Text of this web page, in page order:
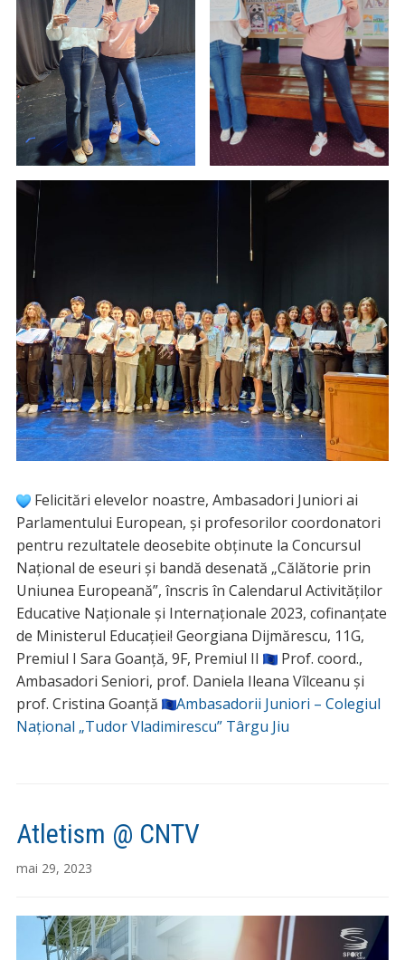
Felicitări elevelor noastre, Ambasadori Juniori ai
Parlamentului European, și profesorilor coordonatori
pentru rezultatele deosebite obținute la Concursul
Național de eseuri și bandă desenată „Călătorie prin
Uniunea Europeană”, înscris în Calendarul Activităților
Educative Naționale și Internaționale 2023, cofinanțate
de Ministerul Educației! Georgiana Dijmărescu, 11G,
Premiul I Sara Goanță, 9F, Premiul II
Prof. coord.,
Ambasadori Seniori, prof. Daniela Ileana Vîlceanu și
prof. Cristina Goanță
Ambasadorii Juniori – Colegiul
Național „Tudor Vladimirescu” Târgu Jiu
Atletism @ CNTV
mai 29, 2023